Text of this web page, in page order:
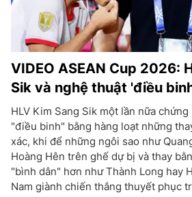
VIDEO ASEAN Cup 2026:
Sik và nghệ thuật 'điều
HLV Kim Sang Sik một lần nữa
"điều binh" bằng hàng loạt những
xác, khi để những ngôi sao như
Hoàng Hên trên ghế dự bị và thay
"bình dân" hơn như Thành Long hay
Nam giành chiến thắng thuyết phục